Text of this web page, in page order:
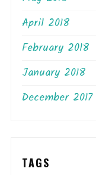
April 2018
February 2018
January 2018
December 2017
TAGS